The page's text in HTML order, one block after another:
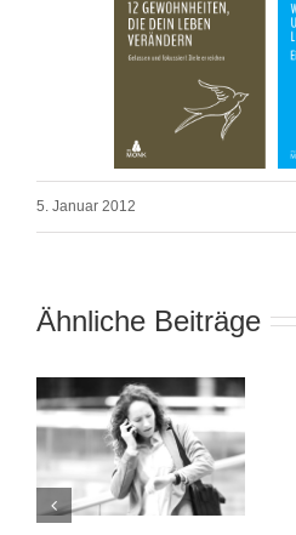
5. Januar 2012
Ähnliche Beiträge